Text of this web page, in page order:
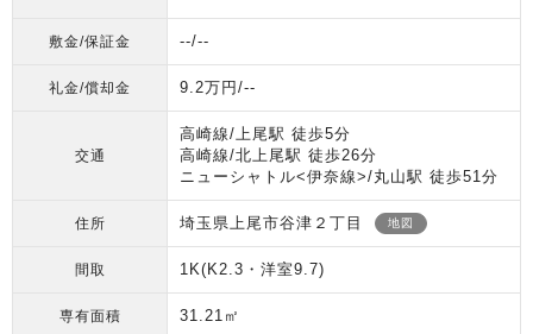
敷金/保証金 --/--
礼金/償却金 9.2万円/--
交通
高崎線/上尾駅 徒歩5分
高崎線/北上尾駅 徒歩26分
ニューシャトル<伊奈線>/丸山駅 徒歩51分
住所 埼玉県上尾市谷津２丁目 地図
間取 1K(K2.3・洋室9.7)
専有面積 31.21㎡